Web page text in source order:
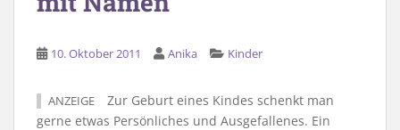
10. Oktober 2011 Anika Kinder
ANZEIGE
Zur Geburt eines Kindes schenkt man
gerne etwas Persönliches und Ausgefallenes. Ein